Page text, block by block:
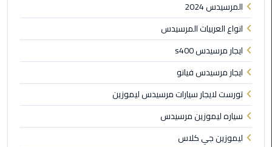
ليموزين
دمياط
ليموزين
من
الاسكندرية
الى
مطار
القاهرة
المرسيدس 2024
انواع العربيات المرسيدس
ايجار مرسيدس s400
ايجار مرسيدس فيانو
تورست لايجار سيارات مرسيدس ليموزين
سياره ليموزين مرسيدس
ليموزين جي كلاس